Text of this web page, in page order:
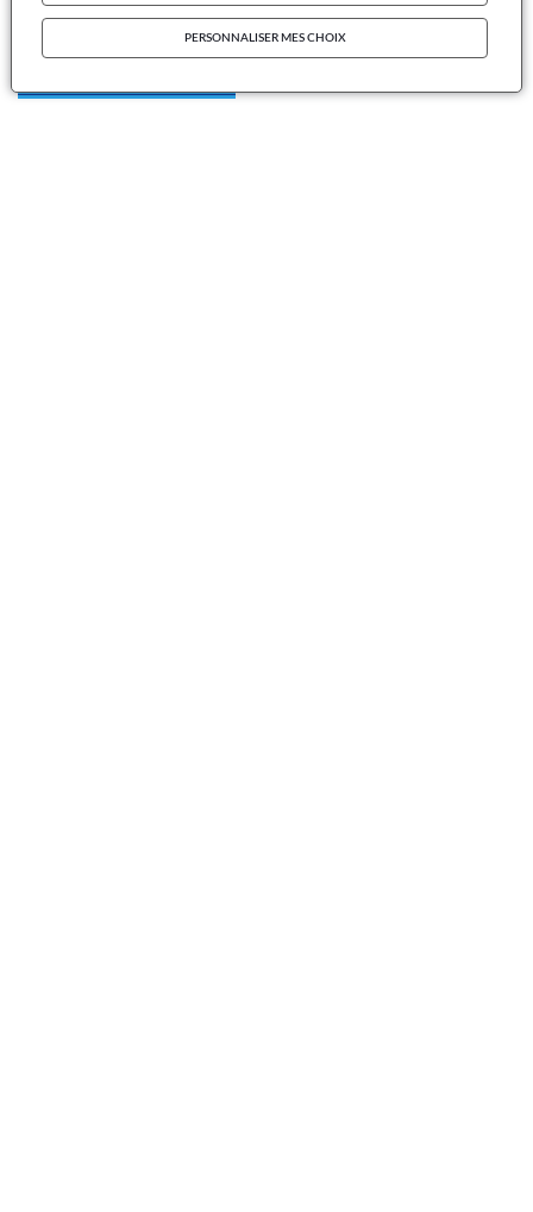
Pagination Page
1
Page
2
Dernière
page
PERSONNALISER MES CHOIX